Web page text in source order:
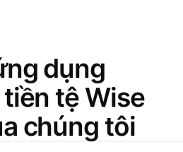
dụng
tệ Wise
chúng tôi